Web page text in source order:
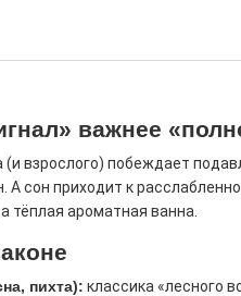
важнее
взрослого) побеждает
А сон приходит к
тёплая ароматная ванна.
пихта): классика «лесного